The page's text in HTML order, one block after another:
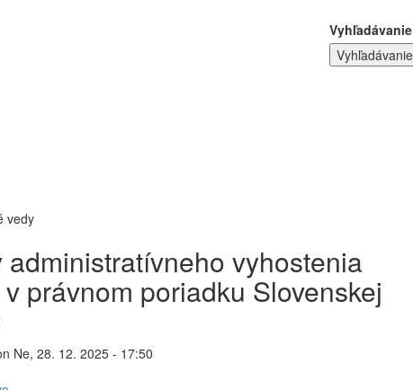
Vyhľadávanie
vedy
administratívneho vyhostenia
právnom poriadku Slovenskej
Ne, 28. 12. 2025 - 17:50